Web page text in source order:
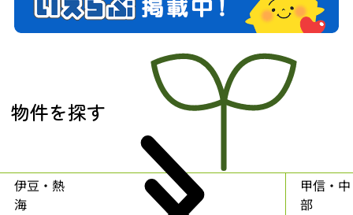
物件を探す
伊豆・熱
海
甲信・中
部